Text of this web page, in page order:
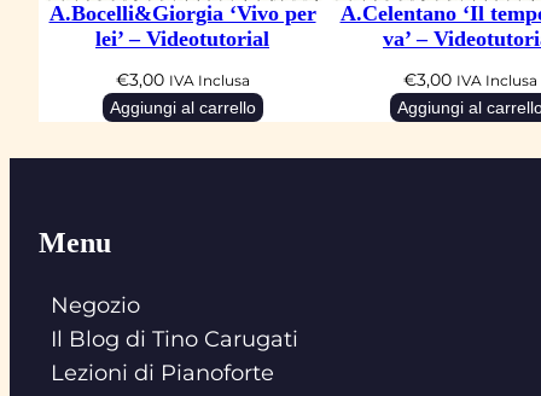
A.Bocelli&Giorgia ‘Vivo per
lei’ – Videotutorial
€3,00 IVA Inclusa
Aggiungi al carrello
A.Celentano ‘Il
va’ –
€3,00 IVA Inclusa
Aggiungi al
Menu
Negozio
Il Blog di Tino Carugati
Lezioni di Pianoforte